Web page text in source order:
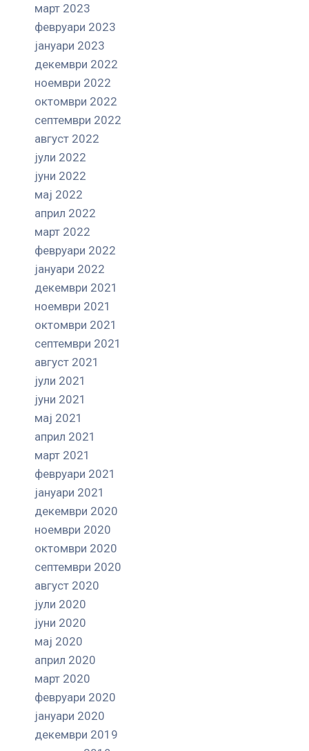
март 2023
февруари 2023
јануари 2023
декември 2022
ноември 2022
октомври 2022
септември 2022
август 2022
јули 2022
јуни 2022
мај 2022
април 2022
март 2022
февруари 2022
јануари 2022
декември 2021
ноември 2021
октомври 2021
септември 2021
август 2021
јули 2021
јуни 2021
мај 2021
април 2021
март 2021
февруари 2021
јануари 2021
декември 2020
ноември 2020
октомври 2020
септември 2020
август 2020
јули 2020
јуни 2020
мај 2020
април 2020
март 2020
февруари 2020
јануари 2020
декември 2019